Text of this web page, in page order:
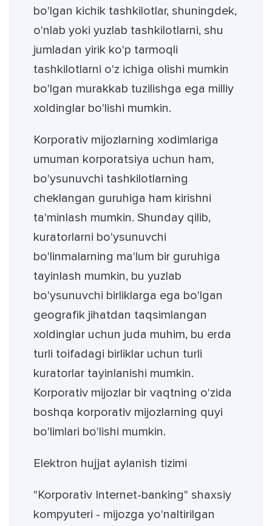
bo'lgan kichik tashkilotlar, shuningdek,
o'nlab yoki yuzlab tashkilotlarni, shu
jumladan yirik ko'p tarmoqli
tashkilotlarni o'z ichiga olishi mumkin
bo'lgan murakkab tuzilishga ega milliy
xoldinglar bo'lishi mumkin.
Korporativ mijozlarning xodimlariga
umuman korporatsiya uchun ham,
bo'ysunuvchi tashkilotlarning
cheklangan guruhiga ham kirishni
ta'minlash mumkin. Shunday qilib,
kuratorlarni bo'ysunuvchi
bo'linmalarning ma'lum bir guruhiga
tayinlash mumkin, bu yuzlab
bo'ysunuvchi birliklarga ega bo'lgan
geografik jihatdan taqsimlangan
xoldinglar uchun juda muhim, bu erda
turli toifadagi birliklar uchun turli
kuratorlar tayinlanishi mumkin.
Korporativ mijozlar bir vaqtning o'zida
boshqa korporativ mijozlarning quyi
bo'limlari bo'lishi mumkin.
Elektron hujjat aylanish tizimi
"Korporativ Internet-banking" shaxsiy
kompyuteri - mijozga yo'naltirilgan